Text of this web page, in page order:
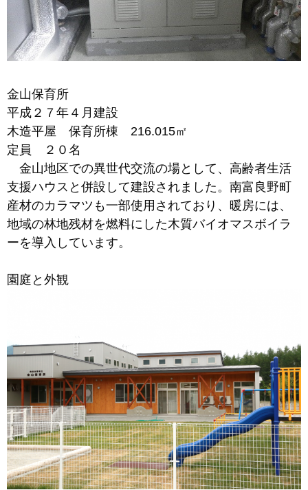
金山保育所
平成２７年４月建設
木造平屋 保育所棟 216.015㎡
定員 ２０名
金山地区での異世代交流の場として、高齢者生活
支援ハウスと併設して建設されました。南富良野町
産材のカラマツも一部使用されており、暖房には、
地域の林地残材を燃料にした木質バイオマスボイラ
ーを導入しています。
園庭と外観